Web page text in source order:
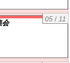
05/ 11
会